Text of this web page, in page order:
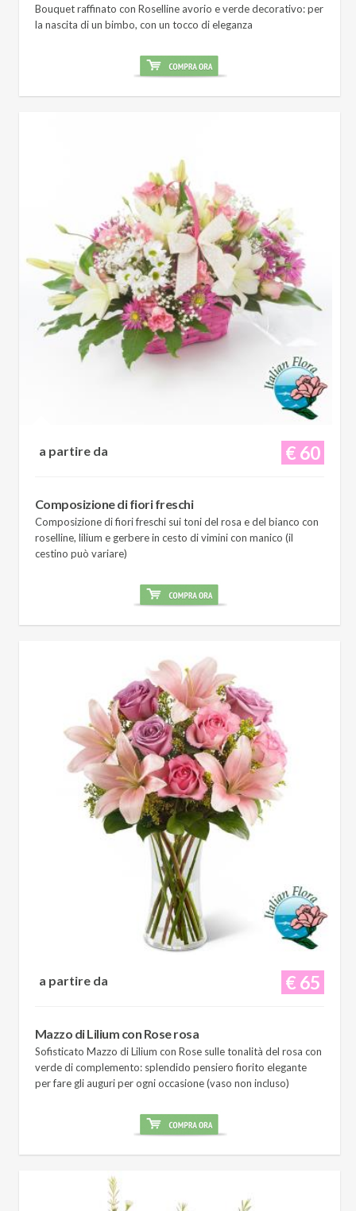
Bouquet raffinato con Roselline avorio e verde decorativo: per
la nascita di un bimbo, con un tocco di eleganza
€ 60
a partire da
Composizione di fiori freschi
Composizione di fiori freschi sui toni del rosa e del bianco con
roselline, lilium e gerbere in cesto di vimini con manico (il
cestino può variare)
€ 65
a partire da
Mazzo di Lilium con Rose rosa
Sofisticato Mazzo di Lilium con Rose sulle tonalità del rosa con
verde di complemento: splendido pensiero fiorito elegante
per fare gli auguri per ogni occasione (vaso non incluso)